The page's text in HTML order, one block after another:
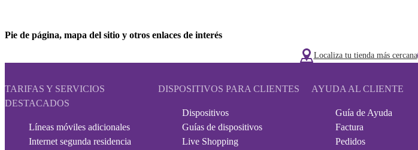
Pie de página, mapa del sitio y otros enlaces de interés
Localiza tu tienda más cercana
TARIFAS Y SERVICIOS
DESTACADOS
Líneas móviles adicionales
Internet segunda residencia
DISPOSITIVOS PARA CLIENTES
Dispositivos
Guías de dispositivos
Live Shopping
AYUDA AL CLIENTE
Guía de Ayuda
Factura
Pedidos